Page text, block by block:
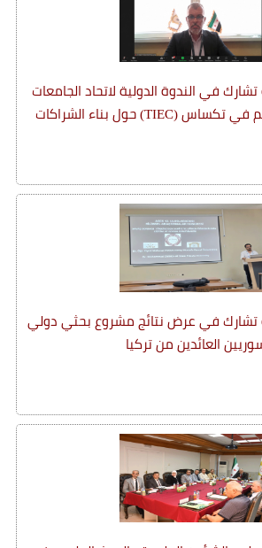
في الندوة الدولية لاتحاد الجامعات
العربية واتحاد التعليم في تكساس (TIEC) حول بناء الشراكات
تشارك في عرض نتائج مشروع بحثي دولي
العائدين من تركيا